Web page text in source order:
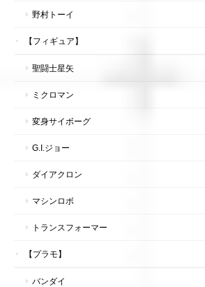
野村トーイ
【フィギュア】
聖闘士星矢
ミクロマン
変身サイボーグ
G.I.ジョー
ダイアクロン
マシンロボ
トランスフォーマー
【プラモ】
バンダイ